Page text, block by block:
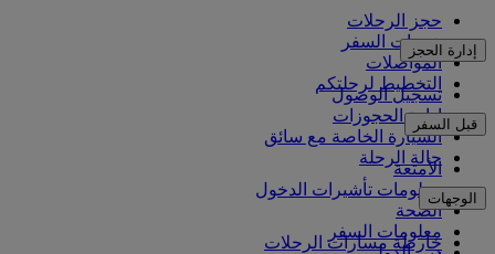
حجز الرحلات
خدمات السفر
المواصلات
التخطيط لرحلتكم
إدارة الحجز
تسجيل الوصول
إدارة الحجوزات
السيارة الخاصة مع سائق
حالة الرحلة
قبل السفر
الأمتعة
معلومات تأشيرات الدخول
الصحة
معلومات السفر
الوجهات
خارطة مسارات الرحلات